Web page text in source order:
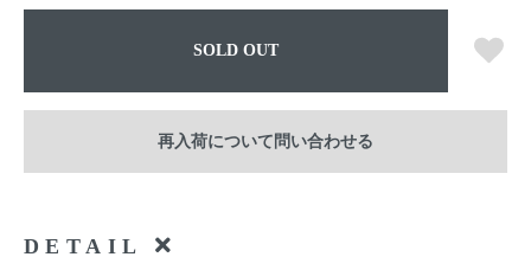
SOLD OUT
再入荷について問い合わせる
DETAIL